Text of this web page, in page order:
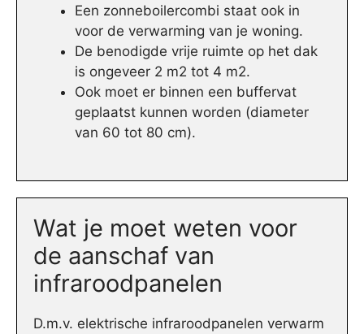
Een zonneboilercombi staat ook in
voor de verwarming van je woning.
De benodigde vrije ruimte op het dak
is ongeveer 2 m2 tot 4 m2.
Ook moet er binnen een buffervat
geplaatst kunnen worden (diameter
van 60 tot 80 cm).
Wat je moet weten voor
de aanschaf van
infraroodpanelen
D.m.v. elektrische infraroodpanelen verwarm